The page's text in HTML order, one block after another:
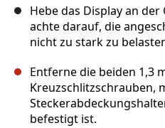
Hebe das Display an
achte darauf, die
nicht zu stark zu
Entferne die beiden 1,3
Kreuzschlitzschrauben,
befestigt ist.